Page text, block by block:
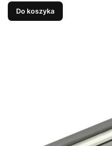
Do koszyka